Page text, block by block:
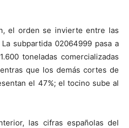
el orden se invierte entre las
subpartida 02064999 pasa a
toneladas comercializadas
que los demás cortes de
el 47%; el tocino sube al
las cifras españolas del